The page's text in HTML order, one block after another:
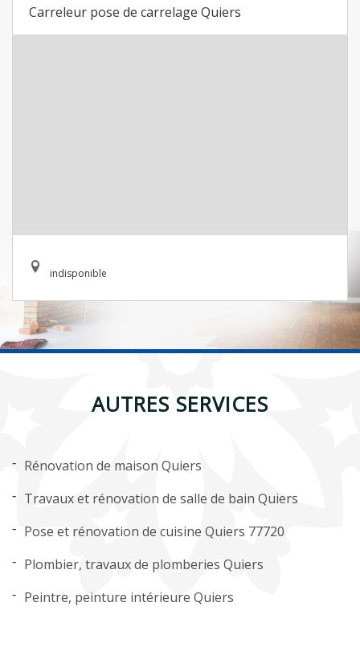
Carreleur pose de carrelage Quiers
indisponible
AUTRES SERVICES
Rénovation de maison Quiers
Travaux et rénovation de salle de bain Quiers
Pose et rénovation de cuisine Quiers 77720
Plombier, travaux de plomberies Quiers
Peintre, peinture intérieure Quiers